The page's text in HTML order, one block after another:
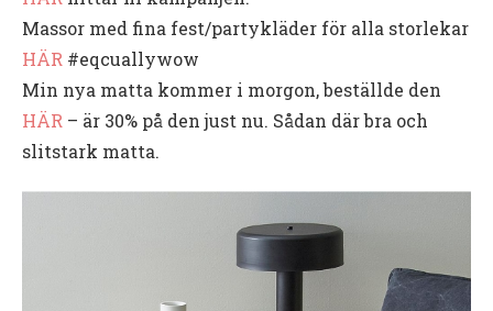
Massor med fina fest/partykläder för alla storlekar
HÄR #eqcuallywow
Min nya matta kommer i morgon, beställde den
HÄR – är 30% på den just nu. Sådan där bra och
slitstark matta.